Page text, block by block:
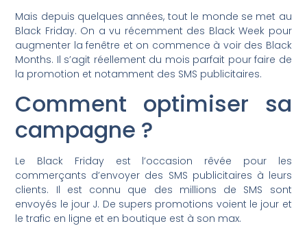
Mais depuis quelques années, tout le monde se met au
Black Friday. On a vu récemment des Black Week pour
augmenter la fenêtre et on commence à voir des Black
Months. Il s’agit réellement du mois parfait pour faire de
la promotion et notamment des SMS publicitaires.
Comment optimiser sa
campagne ?
Le Black Friday est l’occasion rêvée pour les
commerçants d’envoyer des SMS publicitaires à leurs
clients. Il est connu que des millions de SMS sont
envoyés le jour J. De supers promotions voient le jour et
le trafic en ligne et en boutique est à son max.